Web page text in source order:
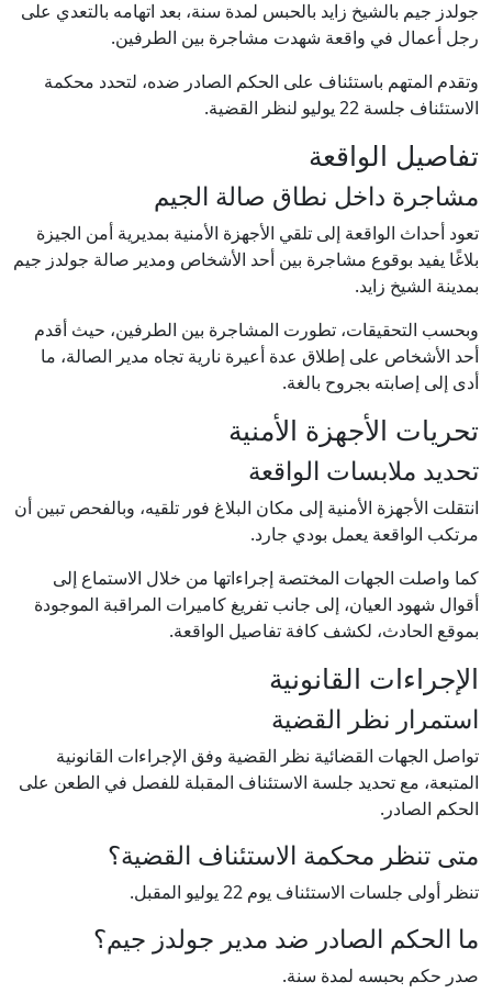
جولدز جيم بالشيخ زايد بالحبس لمدة سنة، بعد اتهامه بالتعدي على
رجل أعمال في واقعة شهدت مشاجرة بين الطرفين.
وتقدم المتهم باستئناف على الحكم الصادر ضده، لتحدد محكمة
الاستئناف جلسة 22 يوليو لنظر القضية.
تفاصيل الواقعة
مشاجرة داخل نطاق صالة الجيم
تعود أحداث الواقعة إلى تلقي الأجهزة الأمنية بمديرية أمن الجيزة
بلاغًا يفيد بوقوع مشاجرة بين أحد الأشخاص ومدير صالة جولدز جيم
بمدينة الشيخ زايد.
وبحسب التحقيقات، تطورت المشاجرة بين الطرفين، حيث أقدم
أحد الأشخاص على إطلاق عدة أعيرة نارية تجاه مدير الصالة، ما
أدى إلى إصابته بجروح بالغة.
تحريات الأجهزة الأمنية
تحديد ملابسات الواقعة
انتقلت الأجهزة الأمنية إلى مكان البلاغ فور تلقيه، وبالفحص تبين أن
مرتكب الواقعة يعمل بودي جارد.
كما واصلت الجهات المختصة إجراءاتها من خلال الاستماع إلى
أقوال شهود العيان، إلى جانب تفريغ كاميرات المراقبة الموجودة
بموقع الحادث، لكشف كافة تفاصيل الواقعة.
الإجراءات القانونية
استمرار نظر القضية
تواصل الجهات القضائية نظر القضية وفق الإجراءات القانونية
المتبعة، مع تحديد جلسة الاستئناف المقبلة للفصل في الطعن على
الحكم الصادر.
متى تنظر محكمة الاستئناف القضية؟
تنظر أولى جلسات الاستئناف يوم 22 يوليو المقبل.
ما الحكم الصادر ضد مدير جولدز جيم؟
صدر حكم بحبسه لمدة سنة.